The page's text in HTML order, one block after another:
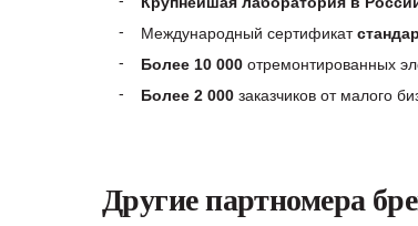
Международный сертификат
Более 10 000 отремонтированных
Более 2 000 заказчиков от малого
Другие партномера